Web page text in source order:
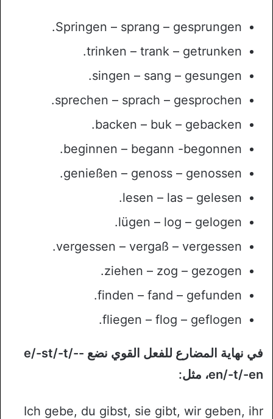
Springen – sprang – gesprungen.
trinken – trank – getrunken.
singen – sang – gesungen.
sprechen – sprach – gesprochen.
backen – buk – gebacken.
beginnen – begann -begonnen.
genießen – genoss – genossen.
lesen – las – gelesen.
lügen – log – gelogen.
vergessen – vergaß – vergessen.
ziehen – zog – gezogen.
finden – fand – gefunden.
fliegen – flog – geflogen.
في نهاية المضارع للفعل القوي نضع -e/-st/-t/-
en/-t/-en، مثل:
Ich gebe, du gibst, sie gibt, wir geben, ihr